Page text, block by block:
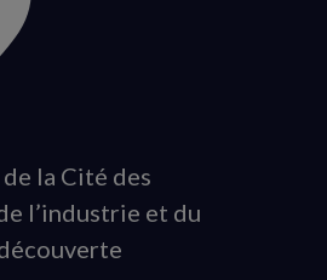
la Cité des
l’industrie et du